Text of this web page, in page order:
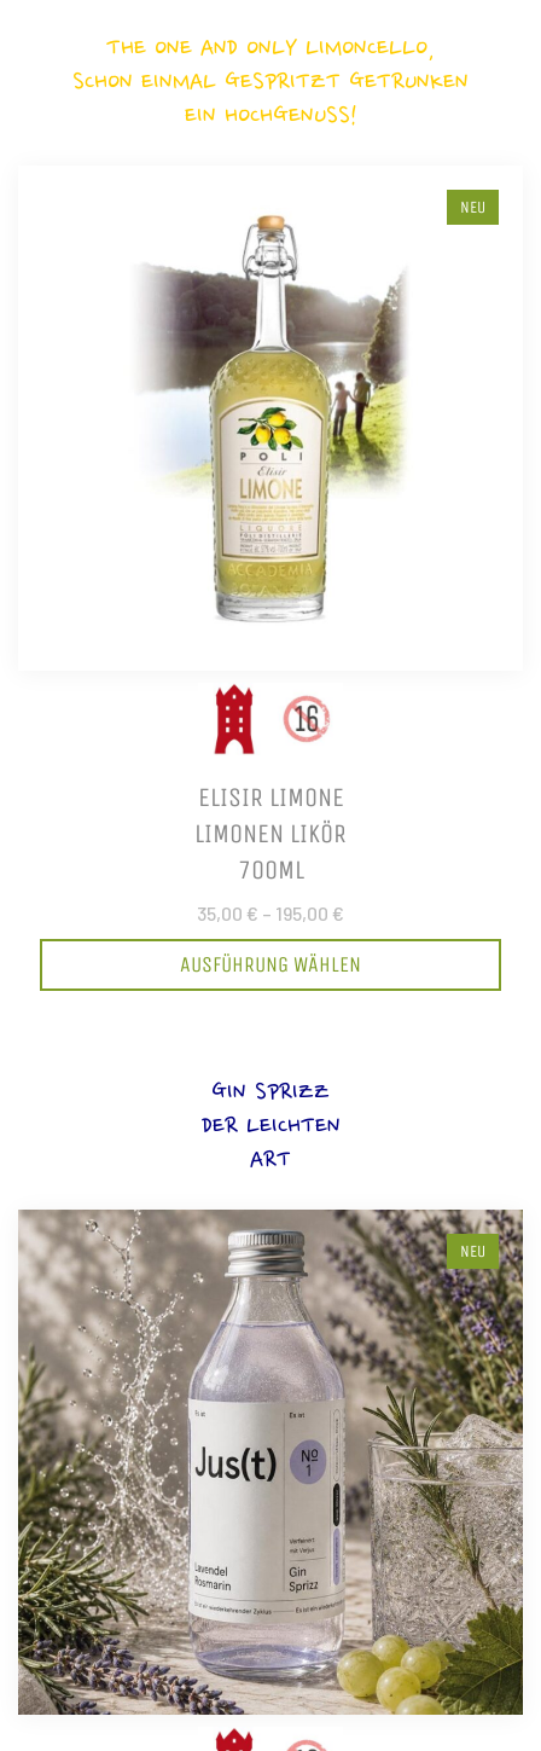
THE ONE AND ONLY LIMONCELLO,
SCHON EINMAL GESPRITZT GETRUNKEN
EIN HOCHGENUSS!
NEU
ELISIR LIMONE
LIMONEN LIKÖR
700ML
35,00 € – 195,00 €
AUSFÜHRUNG WÄHLEN
GIN SPRIZZ
DER LEICHTEN
ART
NEU